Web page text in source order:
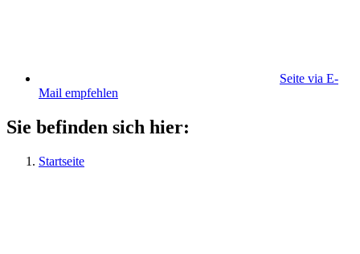
Seite via E-
Mail empfehlen
Sie befinden sich hier:
Startseite